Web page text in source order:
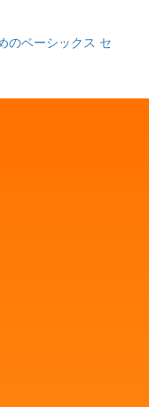
のベーシックス セ